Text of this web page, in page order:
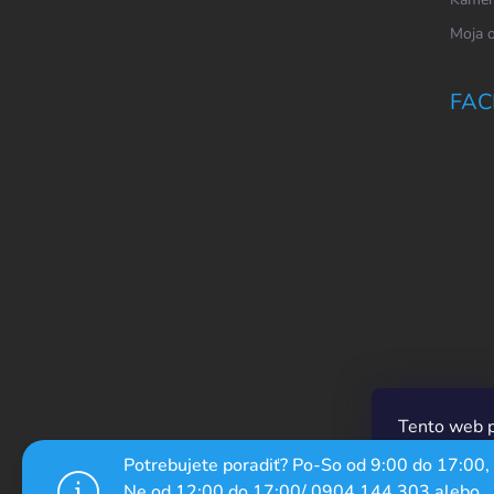
Tento web
ich
Potrebujete poradiť? Po-So od 9:00 do 17:00,
Moja